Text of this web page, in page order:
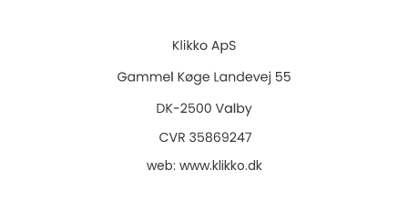
web: www.klikko.dk